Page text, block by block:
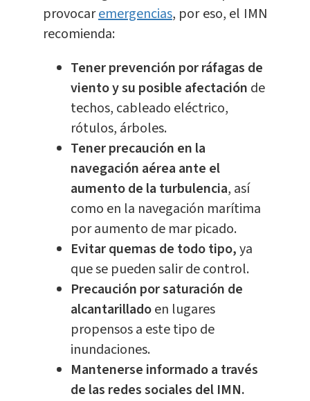
provocaremergencias, por eso, el IMN
recomienda:
Tener prevención por ráfagas de
viento y su posible afectación de
techos, cableado eléctrico,
rótulos, árboles.
Tener precaución en la
navegación aérea ante el
aumento de la turbulencia, así
como en la navegación marítima
por aumento de mar picado.
Evitar quemas de todo tipo,ya
que se pueden salir de control.
Precaución por saturación de
alcantarilladoen lugares
propensos a este tipo de
inundaciones.
Mantenerse informado a través
de las redes sociales del IMN.